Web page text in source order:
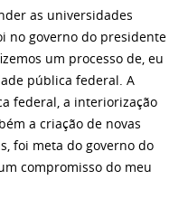
as universidades
no governo do presidente
um processo de, eu
pública federal. A
federal, a interiorização
a criação de novas
foi meta do governo do
compromisso do meu